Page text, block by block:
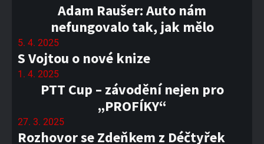
Adam Raušer: Auto nám
nefungovalo tak, jak mělo
5. 4. 2025
S Vojtou o nové knize
1. 4. 2025
PTT Cup – závodění nejen pro
„PROFÍKY“
27. 3. 2025
Rozhovor se Zdeňkem z Déčtyřek